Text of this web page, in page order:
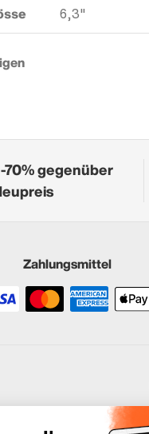
6,3"
70% gegenüber
Zahlungsmittel